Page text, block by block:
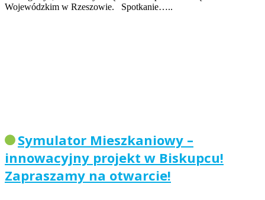
Wojewódzkim w Rzeszowie. Spotkanie…..
Symulator Mieszkaniowy –
innowacyjny projekt w Biskupcu!
Zapraszamy na otwarcie!